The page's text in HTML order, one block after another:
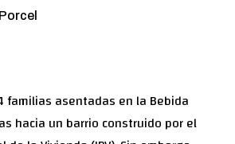
familias asentadas en la Bebida
hacia un barrio construido por el